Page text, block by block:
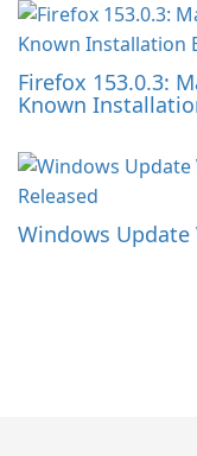
Firefox 153.0.3:
Known
Windows Update